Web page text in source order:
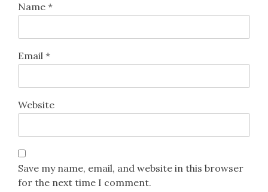
Name *
Email *
Website
Save my name, email, and website in this browser
for the next time I comment.